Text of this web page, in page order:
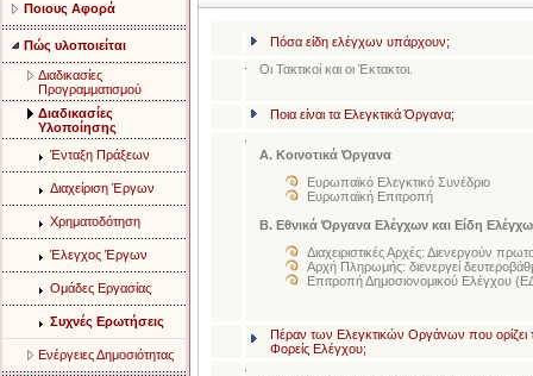
Ποιους Αφορά
Πώς υλοποιείται
Διαδικασίες
Προγραμματισμού
Διαδικασίες
Υλοποίησης
Ένταξη Πράξεων
Διαχείριση Έργων
Χρηματοδότηση
Έλεγχος Έργων
Ομάδες Εργασίας
Συχνές Ερωτήσεις
Ενέργειες Δημοσιότητας
Πόσα είδη ελέγχων υπάρχουν;
Οι Τακτικοί και οι Έκτακτοι.
Ποια είναι τα Ελεγκτικά Όργανα;
Α. Κοινοτικά Όργανα
Ευρωπαϊκό Ελεγκτικό Συνέδριο
Ευρωπαϊκή Επιτροπή
Β. Εθνικά Όργανα Ελέγχων και Είδη
Διαχειριστικές Αρχές: Διενεργούν
Αρχή Πληρωμής: διενεργεί
Επιτροπή Δημοσιονομικού Ελέγχου
Πέραν των Ελεγκτικών Οργάνων που ορίζει
Φορείς Ελέγχου;